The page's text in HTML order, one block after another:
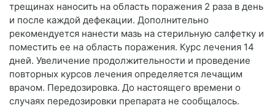
трещинах наносить на область поражения 2 раза в день
и после каждой дефекации. Дополнительно
рекомендуется нанести мазь на стерильную салфетку и
поместить ее на область поражения. Курс лечения 14
дней. Увеличение продолжительности и проведение
повторных курсов лечения определяется лечащим
врачом. Передозировка. До настоящего времени о
случаях передозировки препарата не сообщалось.